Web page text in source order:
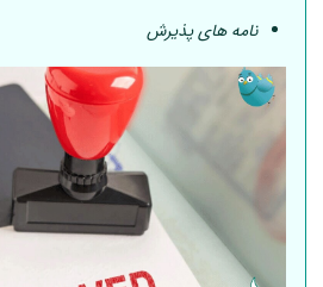
نامه های پذیرش